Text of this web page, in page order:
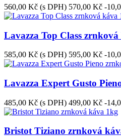
560,00 Kč (s DPH) 570,00 Kč -
Lavazza Top Class
585,00 Kč (s DPH) 595,00 Kč -
Lavazza Expert Gusto
485,00 Kč (s DPH) 499,00 Kč -
Bristot Tiziano zrnková